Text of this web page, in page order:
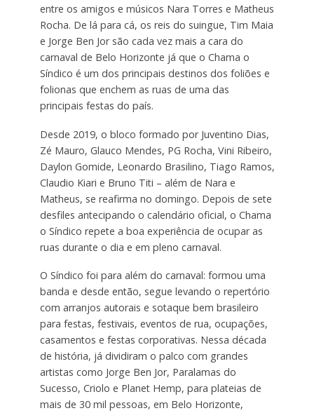
entre os amigos e músicos Nara Torres e Matheus
Rocha. De lá para cá, os reis do suingue, Tim Maia
e Jorge Ben Jor são cada vez mais a cara do
carnaval de Belo Horizonte já que o Chama o
Síndico é um dos principais destinos dos foliões e
folionas que enchem as ruas de uma das
principais festas do país.
Desde 2019, o bloco formado por Juventino Dias,
Zé Mauro, Glauco Mendes, PG Rocha, Vini Ribeiro,
Daylon Gomide, Leonardo Brasilino, Tiago Ramos,
Claudio Kiari e Bruno Titi – além de Nara e
Matheus, se reafirma no domingo. Depois de sete
desfiles antecipando o calendário oficial, o Chama
o Síndico repete a boa experiência de ocupar as
ruas durante o dia e em pleno carnaval.
O Síndico foi para além do carnaval: formou uma
banda e desde então, segue levando o repertório
com arranjos autorais e sotaque bem brasileiro
para festas, festivais, eventos de rua, ocupações,
casamentos e festas corporativas. Nessa década
de história, já dividiram o palco com grandes
artistas como Jorge Ben Jor, Paralamas do
Sucesso, Criolo e Planet Hemp, para plateias de
mais de 30 mil pessoas, em Belo Horizonte,